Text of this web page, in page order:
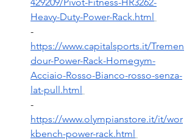
Heavy-Duty-Power-Rack.html
-
https://www.capitalsports.it/Tremen
dour-Power-Rack-Homegym-
Acciaio-Rosso-Bianco-rosso-senza-
lat-pull.html
-
https://www.olympianstore.it/it/wor
kbench-power-rack.html